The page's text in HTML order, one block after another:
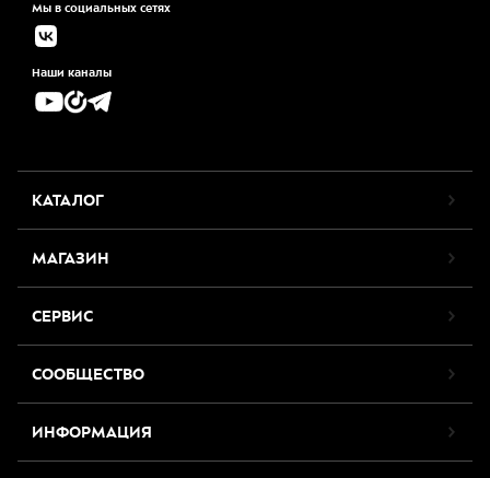
Мы в социальных сетях
Наши каналы
КАТАЛОГ
МАГАЗИН
СЕРВИС
СООБЩЕСТВО
ИНФОРМАЦИЯ